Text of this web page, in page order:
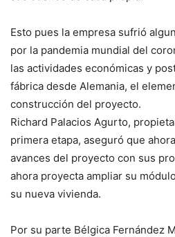
Esto pues la empresa sufrió
por la pandemia mundial del
las actividades económicas y
fábrica desde Alemania, el
construcción del proyecto.
Richard Palacios Agurto,
primera etapa, aseguró que
avances del proyecto con sus
ahora proyecta ampliar su
su nueva vivienda.
Por su parte Bélgica Fernández